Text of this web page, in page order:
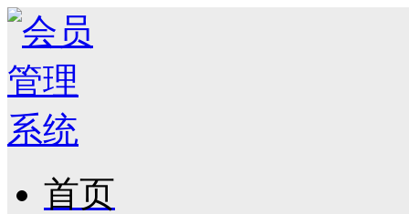
首页